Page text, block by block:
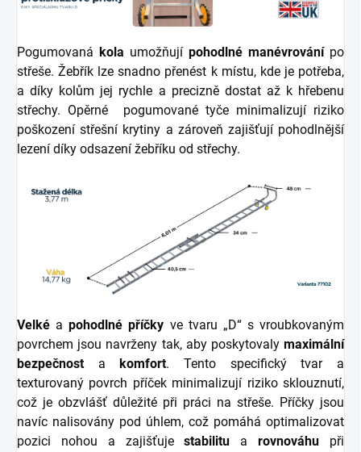
Pogumovaná kola umožňují pohodlné manévrovánípo
střeše. Žebřík lze snadno přenést k místu, kde je potřeba,
a díky kolům jej rychle a precizně dostat až k hřebenu
střechy. Opěrné pogumované tyče minimalizují riziko
poškození střešní krytiny a zároveň zajišťují pohodlnější
lezení díky odsazení žebříku od střechy.
Velké apohodlné příčky ve tvaru „D“ s vroubkovaným
povrchem jsou navrženy tak, aby poskytovaly maximální
bezpečnostakomfort. Tento specifický tvar a
texturovaný povrch příček minimalizují riziko sklouznutí,
což je obzvlášť důležité při práci na střeše. Příčky jsou
navíc nalisovány pod úhlem, což pomáhá optimalizovat
pozici nohou a zajišťujestabilitu arovnováhu při